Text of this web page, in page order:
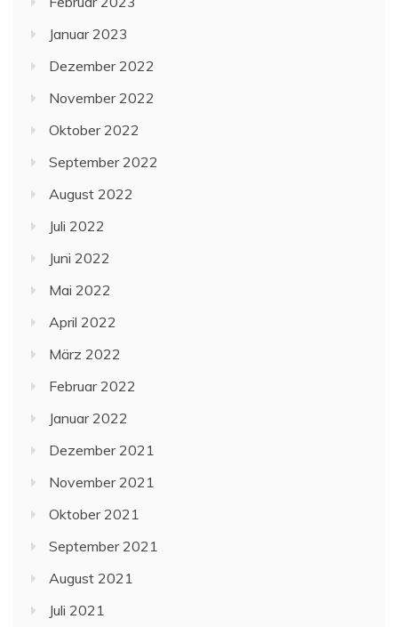
Januar 2023
Dezember 2022
November 2022
Oktober 2022
September 2022
August 2022
Juli 2022
Juni 2022
Mai 2022
April 2022
März 2022
Februar 2022
Januar 2022
Dezember 2021
November 2021
Oktober 2021
September 2021
August 2021
Juli 2021